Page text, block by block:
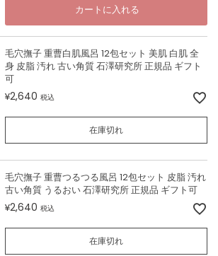
カートに入れる
毛穴撫子 重曹白肌風呂 12包セット 美肌 白肌 全
身 皮脂 汚れ 古い角質 石澤研究所 正規品 ギフト
可
¥2,640 税込
在庫切れ
毛穴撫子 重曹つるつる風呂 12包セット 皮脂 汚れ
古い角質 うるおい 石澤研究所 正規品 ギフト可
¥2,640 税込
在庫切れ